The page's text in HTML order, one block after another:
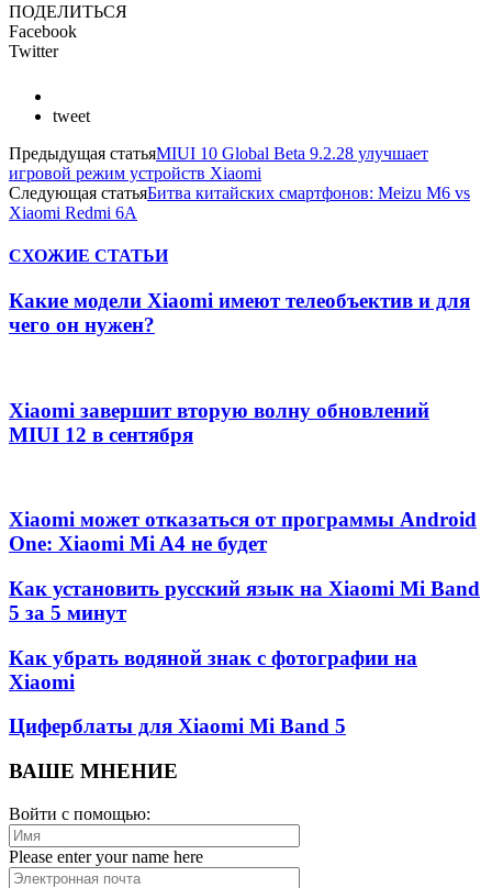
ПОДЕЛИТЬСЯ
Facebook
Twitter
tweet
Предыдущая статьяMIUI 10 Global Beta 9.2.28 улучшает
игровой режим устройств Xiaomi
Следующая статьяБитва китайских смартфонов: Meizu M6 vs
Xiaomi Redmi 6A
СХОЖИЕ СТАТЬИ
Какие модели Xiaomi имеют телеобъектив и для
чего он нужен?
Xiaomi завершит вторую волну обновлений
MIUI 12 в сентября
Xiaomi может отказаться от программы Android
One: Xiaomi Mi A4 не будет
Как установить русский язык на Xiaomi Mi Band
5 за 5 минут
Как убрать водяной знак с фотографии на
Xiaomi
Циферблаты для Xiaomi Mi Band 5
ВАШЕ МНЕНИЕ
Войти с помощью:
Please enter your name here